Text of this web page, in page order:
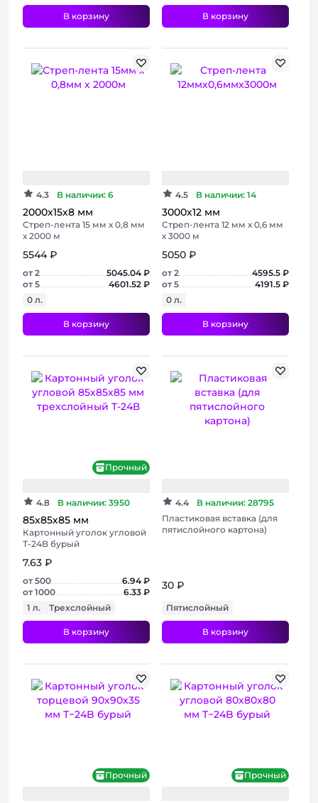
+ 4 фото
В корзину В корзину
4.3 В наличии: 6
2000х15х8 мм
Стреп-лента 15 мм х 0,8 мм
х 2000 м
5544 ₽
от 2
5045.04 ₽
от 5
4601.52 ₽
0 л.
В корзину
4.5 В наличии: 14
3000х12 мм
Стреп-лента 12 мм х 0,6 мм
х 3000 м
5050 ₽
от 2
4595.5 ₽
от 5
4191.5 ₽
0 л.
В корзину
Прочный
4.8 В наличии: 3950
85х85х85 мм
Картонный уголок угловой
Т-24B бурый
7.63 ₽
от 500
6.94 ₽
от 1000
6.33 ₽
1 л.
Трехслойный
В корзину
4.4
В наличии: 28795
Пластиковая вставка (для
пятислойного картона)
30 ₽
Пятислойный
В корзину
Прочный Прочный